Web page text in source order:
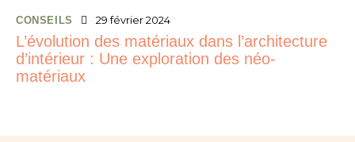
CONSEILS 29 février 2024
L’évolution des matériaux dans l’architecture
d’intérieur : Une exploration des néo-
matériaux